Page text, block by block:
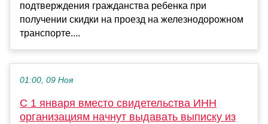
подтверждения гражданства ребенка при
получении скидки на проезд на железнодорожном
транспорте....
01:00, 09 Ноя
С 1 января вместо свидетельства ИНН
организациям начнут выдавать выписку из